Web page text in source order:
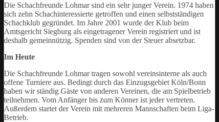
Die Schachfreunde Lohmar sind ein sehr junger Verein. 1974 haben
sich zehn Schachinteressierte getroffen und einen selbstständigen
Schachklub gegründet. Im Jahre 2001 wurde der Klub beim
Amtsgericht Siegburg als eingetragener Verein registriert und ist
deshalb gemeinnützig. Spenden sind von der Steuer absetzbar.
Im Heute
Die Schachfreunde Lohmar tragen sowohl vereinsinterne als auch
offene Turniere aus. Bedingt durch das Einzugsgebiet Köln/Bonn
haben wir ständig Gäste von anderen Vereinen, die am Spielbetrieb
teilnehmen. Vom Anfänger bis zum Könner ist jeder vertreten.
Außerdem startet der Verein mit mehreren Mannschaften beim Liga-
Betrieb.